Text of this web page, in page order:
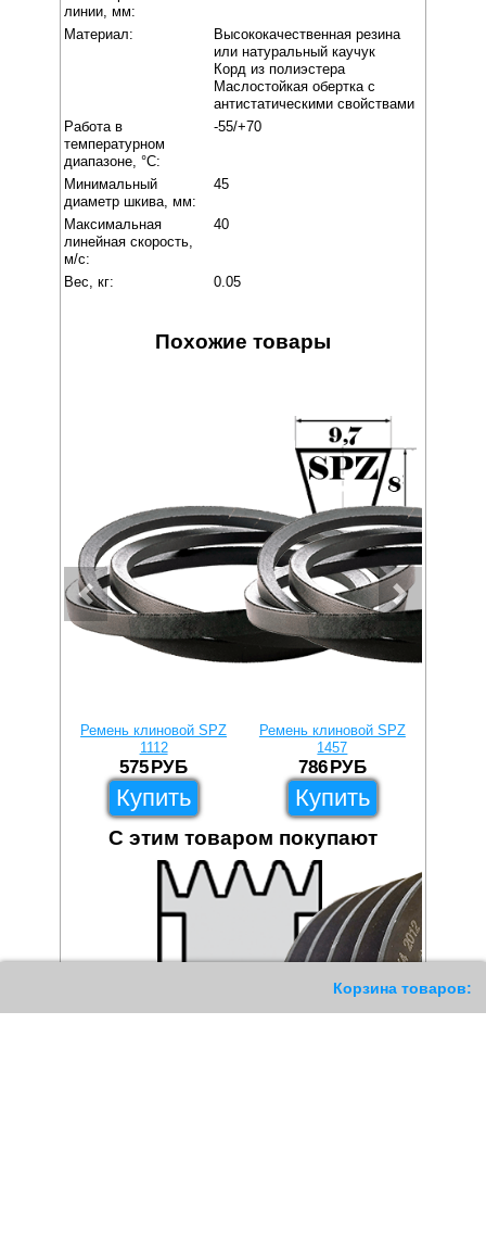
Корзина товаров:
линии, мм:
Материал:
Высококачественная резина
или натуральный каучук
Корд из полиэстера
Маслостойкая обертка с
антистатическими свойствами
Работа в
температурном
диапазоне, °C:
-55/+70
Минимальный
диаметр шкива, мм:
45
Максимальная
линейная скорость,
м/с:
40
Вес, кг: 0.05
Похожие товары
Ремень клиновой SPZ
1112
575 РУБ
Купить
Ремень клиновой SPZ
1457
786 РУБ
Купить
С этим товаром покупают